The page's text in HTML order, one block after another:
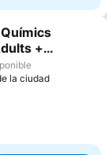
+ 2
la ciudad